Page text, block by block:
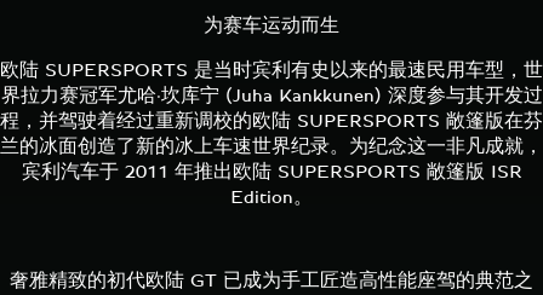
为赛车运动而生
欧陆 SUPERSPORTS 是当时宾利有史以来的最速民用车型，世
界拉力赛冠军尤哈·坎库宁 (Juha Kankkunen) 深度参与其开发过
程，并驾驶着经过重新调校的欧陆 SUPERSPORTS 敞篷版在芬
兰的冰面创造了新的冰上车速世界纪录。为纪念这一非凡成就，
宾利汽车于 2011 年推出欧陆 SUPERSPORTS 敞篷版 ISR
Edition。
奢雅精致的初代欧陆 GT 已成为手工匠造高性能座驾的典范之